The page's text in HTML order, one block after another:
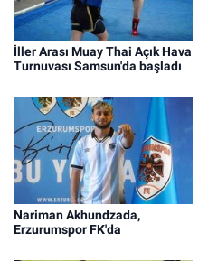
İller Arası Muay Thai Açık Hava
Turnuvası Samsun'da başladı
Nariman Akhundzada,
Erzurumspor FK'da